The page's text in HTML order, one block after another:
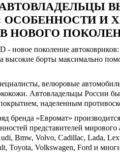
ОСОБЕННОСТИ И
НОВОГО
- новое поколение
высокие борты максимально
велюровые
Автовладельцы России
наделенным
бренда «Евромат»
представителей
Bmw, Volvo, Cadillac, Lada,
Toyota, Volkswagen, Ford и